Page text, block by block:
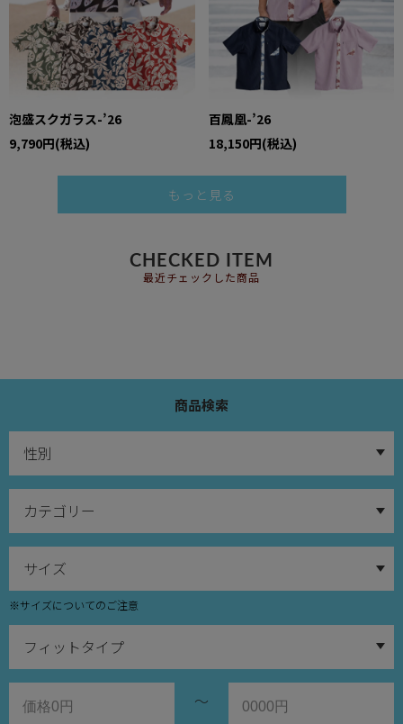
泡盛スクガラス-’26
9,790円(税込)
百鳳凰-’26
18,150円(税込)
もっと見る
CHECKED ITEM
最近チェックした商品
商品検索
※サイズについてのご注意
～